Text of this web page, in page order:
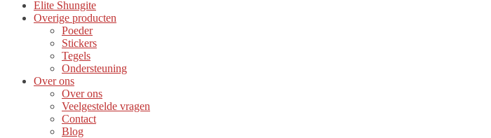
Elite Shungite
Overige producten
Poeder
Stickers
Tegels
Ondersteuning
Over ons
Over ons
Veelgestelde vragen
Contact
Blog